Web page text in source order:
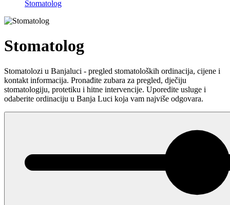
Stomatolog
Stomatolog
Stomatolozi u Banjaluci - pregled stomatoloških ordinacija, cijene i
kontakt informacija. Pronađite zubara za pregled, dječiju
stomatologiju, protetiku i hitne intervencije. Uporedite usluge i
odaberite ordinaciju u Banja Luci koja vam najviše odgovara.